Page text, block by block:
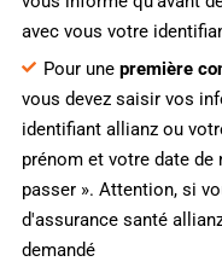
avec vous votre
Pour une première
vous devez saisir vos
identifiant allianz ou
prénom et votre date de
passer ». Attention, si
d'assurance santé
demandé